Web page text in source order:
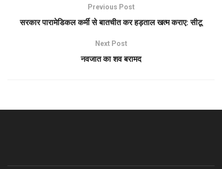
Previous Post
सरकार पारामेडिकल कर्मी से बातचीत कर हड़ताल खत्म कराए: सीटू
Next Post
नवजात का शव बरामद